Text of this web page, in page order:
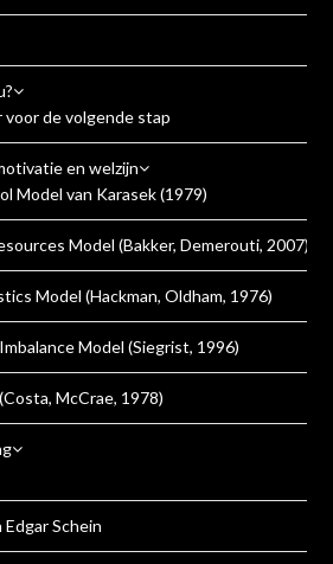
de volgende stap
en welzijn
Model van Karasek (1979)
Model (Bakker, Demerouti, 2007)
Model (Hackman, Oldham, 1976)
Model (Siegrist, 1996)
McCrae, 1978)
Schein